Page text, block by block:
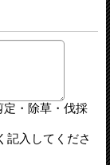
定・除草・伐採
記入してくださ